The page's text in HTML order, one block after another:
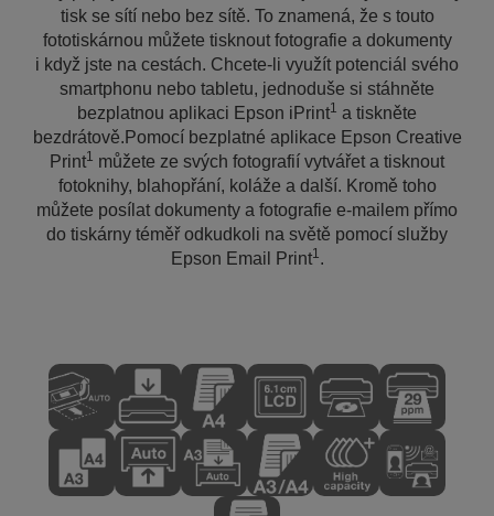
tisk se sítí nebo bez sítě. To znamená, že s touto
fototiskárnou můžete tisknout fotografie a dokumenty
i když jste na cestách. Chcete-li využít potenciál svého
smartphonu nebo tabletu, jednoduše si stáhněte
bezplatnou aplikaci Epson iPrint1 a tiskněte
bezdrátově.Pomocí bezplatné aplikace Epson Creative
Print1 můžete ze svých fotografií vytvářet a tisknout
fotoknihy, blahopřání, koláže a další. Kromě toho
můžete posílat dokumenty a fotografie e-mailem přímo
do tiskárny téměř odkudkoli na světě pomocí služby
Epson Email Print1.